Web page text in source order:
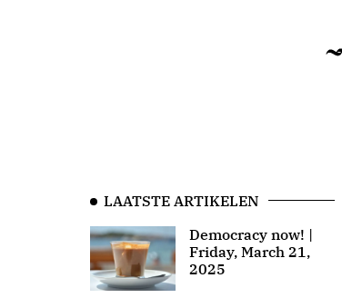
LAATSTE ARTIKELEN
Democracy now! |
Friday, March 21,
2025